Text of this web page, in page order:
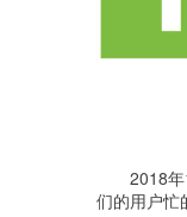
2018
们的用户忙